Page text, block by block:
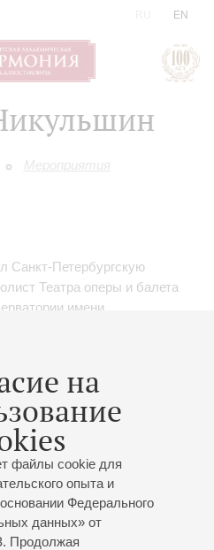
EN
Мероприятия
на
файлы cookie для
опыта и
Федерального
данных» от
Продолжая
Санкт-Петербургскую
Театра оперы и балета
имени
(«Троянцы» Берлиоза),
Римского-Корсакова),
«Евгений Онегин»
(«Алеко» Рахманинова),
сольные партии в
и «Реквиеме» Верди. На
исполнял партию Фауста.
из произведений
русских и зарубежных